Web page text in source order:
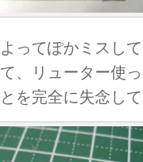
ってぽかミスし
、リューター使
を完全に失念し